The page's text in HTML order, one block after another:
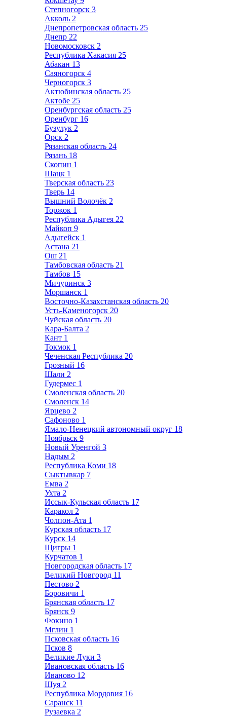
Степногорск 3
Акколь 2
Днепропетровская область 25
Днепр 22
Новомосковск 2
Республика Хакасия 25
Абакан 13
Саяногорск 4
Черногорск 3
Актюбинская область 25
Актобе 25
Оренбургская область 25
Оренбург 16
Бузулук 2
Орск 2
Рязанская область 24
Рязань 18
Скопин 1
Шацк 1
Тверская область 23
Тверь 14
Вышний Волочёк 2
Торжок 1
Республика Адыгея 22
Майкоп 9
Адыгейск 1
Астана 21
Ош 21
Тамбовская область 21
Тамбов 15
Мичуринск 3
Моршанск 1
Восточно-Казахстанская область 20
Усть-Каменогорск 20
Чуйская область 20
Кара-Балта 2
Кант 1
Токмок 1
Чеченская Республика 20
Грозный 16
Шали 2
Гудермес 1
Смоленская область 20
Смоленск 14
Ярцево 2
Сафоново 1
Ямало-Ненецкий автономный округ 18
Ноябрьск 9
Новый Уренгой 3
Надым 2
Республика Коми 18
Сыктывкар 7
Емва 2
Ухта 2
Иссык-Кульская область 17
Каракол 2
Чолпон-Ата 1
Курская область 17
Курск 14
Щигры 1
Курчатов 1
Новгородская область 17
Великий Новгород 11
Пестово 2
Боровичи 1
Брянская область 17
Брянск 9
Фокино 1
Мглин 1
Псковская область 16
Псков 8
Великие Луки 3
Ивановская область 16
Иваново 12
Шуя 2
Республика Мордовия 16
Саранск 11
Рузаевка 2